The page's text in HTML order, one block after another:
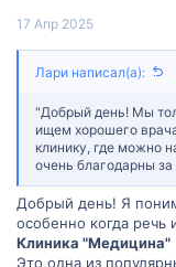
17 Апр 2025
Лари написал(а):
"Добрый день! Мы
ищем хорошего
клинику, где можно
очень благодарны
Добрый день! Я
особенно когда речь
Клиника "Медицина"
Это одна из